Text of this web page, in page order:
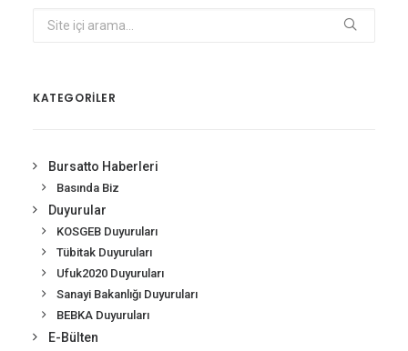
KATEGORİLER
Bursatto Haberleri
Basında Biz
Duyurular
KOSGEB Duyuruları
Tübitak Duyuruları
Ufuk2020 Duyuruları
Sanayi Bakanlığı Duyuruları
BEBKA Duyuruları
E-Bülten